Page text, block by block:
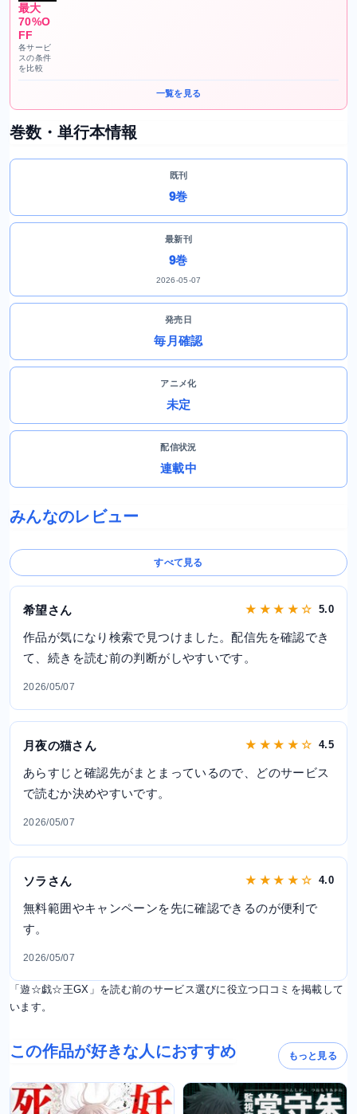
最大
70%O
FF
各サービ
スの条件
を比較
一覧を見る
巻数・単行本情報
既刊
9巻
最新刊
9巻
2026-05-07
発売日
毎月確認
アニメ化
未定
配信状況
連載中
みんなのレビュー
すべて見る
希望さん ★ ★ ★ ★ ☆ 5.0
作品が気になり検索で見つけました。配信先を確認でき
て、続きを読む前の判断がしやすいです。
2026/05/07
月夜の猫さん ★ ★ ★ ★ ☆ 4.5
あらすじと確認先がまとまっているので、どのサービス
で読むか決めやすいです。
2026/05/07
ソラさん ★ ★ ★ ★ ☆ 4.0
無料範囲やキャンペーンを先に確認できるのが便利で
す。
2026/05/07
「遊☆戯☆王GX」を読む前のサービス選びに役立つ口コミを掲載して
います。
この作品が好きな人におすすめ もっと見る